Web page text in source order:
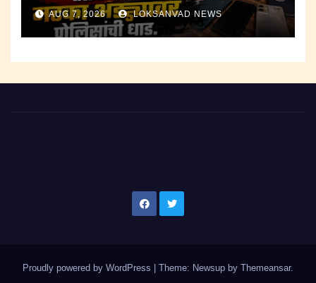
AUG 7, 2026 LOKSANVAD NEWS
Proudly powered by WordPress Theme: Newsup by Themeansar.